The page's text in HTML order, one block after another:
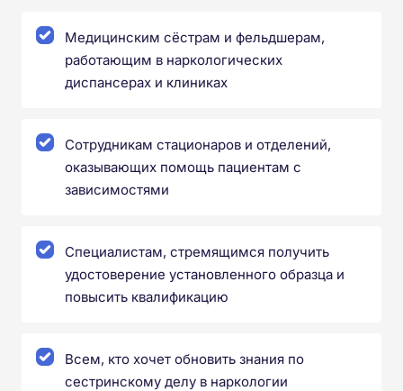
Медицинским сёстрам и фельдшерам,
работающим в наркологических
диспансерах и клиниках
Сотрудникам стационаров и отделений,
оказывающих помощь пациентам с
зависимостями
Специалистам, стремящимся получить
удостоверение установленного образца и
повысить квалификацию
Всем, кто хочет обновить знания по
сестринскому делу в наркологии